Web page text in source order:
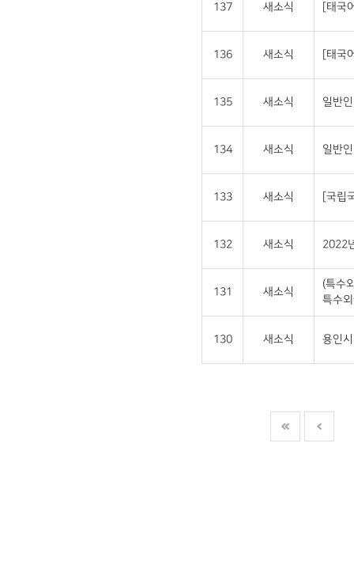
137 새소식 [태국
136 새소식 [태국
135 새소식 일반
134 새소식 일반
133 새소식 [국립
132 새소식 2022
131 새소식
(특수
특수
130 새소식 용인